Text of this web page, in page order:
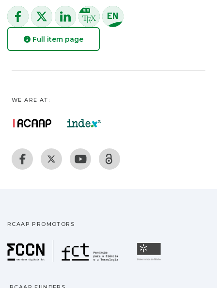
Full item page
WE ARE AT:
RCAAP PROMOTORS
Fundação para a